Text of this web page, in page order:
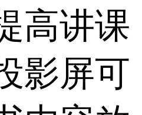
高讲课
影屏可